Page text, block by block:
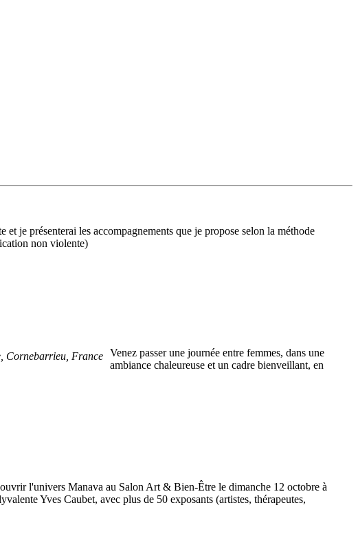
et je présenterai les accompagnements que je propose selon la méthode
non violente)
Cornebarrieu, France Venez passer une journée entre femmes, dans une
ambiance chaleureuse et un cadre bienveillant, en
l'univers Manava au Salon Art & Bien-Être le dimanche 12 octobre à
Yves Caubet, avec plus de 50 exposants (artistes, thérapeutes,